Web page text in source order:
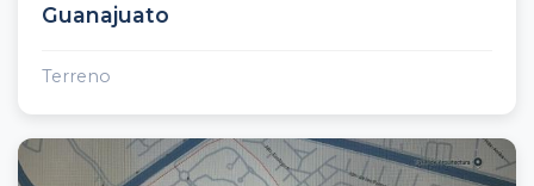
Guanajuato
Terreno